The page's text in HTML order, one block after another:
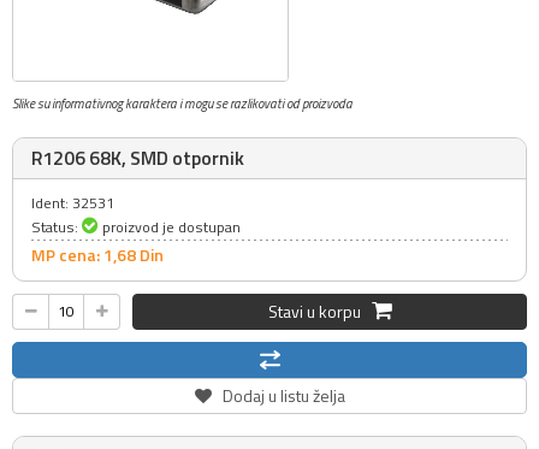
Slike su informativnog karaktera i mogu se razlikovati od proizvoda
R1206 68K, SMD otpornik
Ident: 32531
Status:
proizvod je dostupan
MP cena: 1,68Din
Stavi u korpu
Dodaj u listu želja